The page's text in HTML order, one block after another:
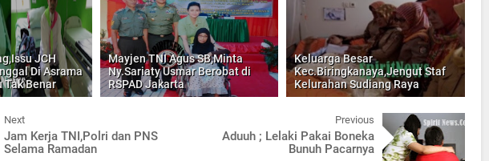
JCH
Di Asrama
Tak Benar
Mayjen TNI Agus SB,Minta
Ny.Sariaty Usmar Berobat di
RSPAD Jakarta
Keluarga Besar
Kec.Biringkanaya,Jengut Staf
Kelurahan Sudiang Raya
Next
Jam Kerja TNI,Polri dan PNS
Selama Ramadan
Previous
Aduuh ; Lelaki Pakai Boneka
Bunuh Pacarnya